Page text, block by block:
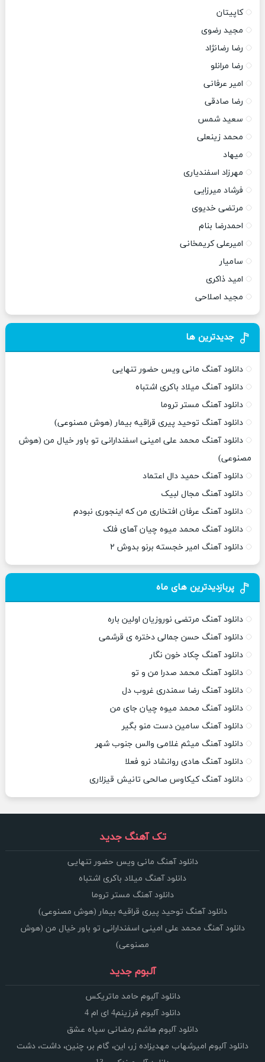
کاپیتان
مجید رضوی
رضا رضانژاد
رضا مرانلو
امیر عرفانی
رضا صادقی
سعید شمس
محمد زینعلی
میهاد
مهرزاد اسفندیاری
فرشاد میرزایی
مرتضی خدیوی
احمدرضا بنام
امیرعلی کریمخانی
سامیار
امید ذاکری
مجید اصلاحی
جدیدترین ها
دانلود آهنگ مانی ویس حضور تنهایی
دانلود آهنگ میلاد باکری اشتباه
دانلود آهنگ مستر تروما
دانلود آهنگ توحید پیری قراقیه بیمار (هوش مصنوعی)
دانلود آهنگ محمد علی امینی اسفندارانی تو باور خیال من (هوش
مصنوعی)
دانلود آهنگ حمید دال اعتماد
دانلود آهنگ مجال لبیک
دانلود آهنگ عرفان افتخاری من که اینجوری نبودم
دانلود آهنگ محمد میوه چیان آهای فلک
دانلود آهنگ امیر خجسته برنو بدوش ۲
پربازدیدترین های ماه
دانلود آهنگ مرتضی نوروزیان اولین باره
دانلود آهنگ حسن جمالی دختره ی قرشمی
دانلود آهنگ چکاد خون نگار
دانلود آهنگ محمد صدرا من و تو
دانلود آهنگ رضا سمندری غروب دل
دانلود آهنگ محمد میوه چیان جای من
دانلود آهنگ سامین دست منو بگیر
دانلود آهنگ میثم غلامی والس جنوب شهر
دانلود آهنگ هادی روانشاد نرو فعلا
دانلود آهنگ کیکاوس صالحی تانیش قیزلاری
تک آهنگ جدید
دانلود آهنگ مانی ویس حضور تنهایی
دانلود آهنگ میلاد باکری اشتباه
دانلود آهنگ مستر تروما
دانلود آهنگ توحید پیری قراقیه بیمار (هوش مصنوعی)
دانلود آهنگ محمد علی امینی اسفندارانی تو باور خیال من (هوش
مصنوعی)
آلبوم جدید
دانلود آلبوم حامد ماتریکس
دانلود آلبوم فرزینم4 ای ام 4
دانلود آلبوم هاشم رمضانی سپاه عشق
دانلود آلبوم امیرشهاب مهدیزاده زر، این، گام بر، چنین، داشت، دشت